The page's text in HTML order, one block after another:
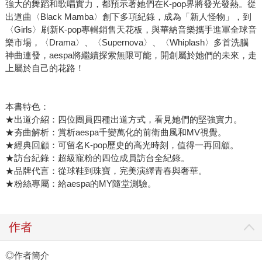
強大的舞蹈和歌唱實力，都預示著她們在K-pop界將發光發熱。從
出道曲〈Black Mamba〉創下多項紀錄，成為「新人怪物」，到
〈Girls〉刷新K-pop專輯銷售天花板，與華納音樂攜手進軍全球音
樂市場，〈Drama〉、〈Supernova〉、〈Whiplash〉多首洗腦
神曲連發，aespa將繼續探索無限可能，開創屬於她們的未來，走
上屬於自己的花路！
本書特色：
★出道介紹：四位團員四種出道方式，看見她們的堅強實力。
★夯曲解析：賞析aespa千變萬化的前衛曲風和MV視覺。
★經典回顧：可留名K-pop歷史的高光時刻，值得一再回顧。
★訪台紀錄：超級寵粉的四位成員訪台全紀錄。
★品牌代言：從球鞋到珠寶，完美演繹青春與奢華。
★粉絲專屬：給aespa的MY隨堂測驗。
作者
◎作者簡介